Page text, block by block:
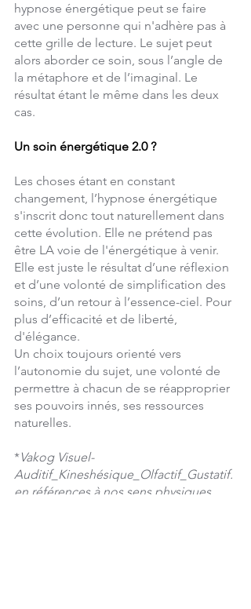
hypnose énergétique peut se faire
avec une personne qui n'adhère pas à
cette grille de lecture. Le sujet peut
alors aborder ce soin, sous l’angle de
la métaphore et de l’imaginal. Le
résultat étant le même dans les deux
cas.
Un soin énergétique 2.0 ?
Les choses étant en constant
changement, l’hypnose énergétique
s'inscrit donc tout naturellement dans
cette évolution. Elle ne prétend pas
être LA voie de l'énergétique à venir.
Elle est juste le résultat d’une réflexion
et d’une volonté de simplification des
soins, d’un retour à l’essence-ciel. Pour
plus d’efficacité et de liberté,
d'élégance.
Un choix toujours orienté vers
l’autonomie du sujet, une volonté de
permettre à chacun de se réapproprier
ses pouvoirs innés, ses ressources
naturelles.
*Vakog Visuel-
Auditif_Kineshésique_Olfactif_Gustatif.
en références à nos sens physiques.